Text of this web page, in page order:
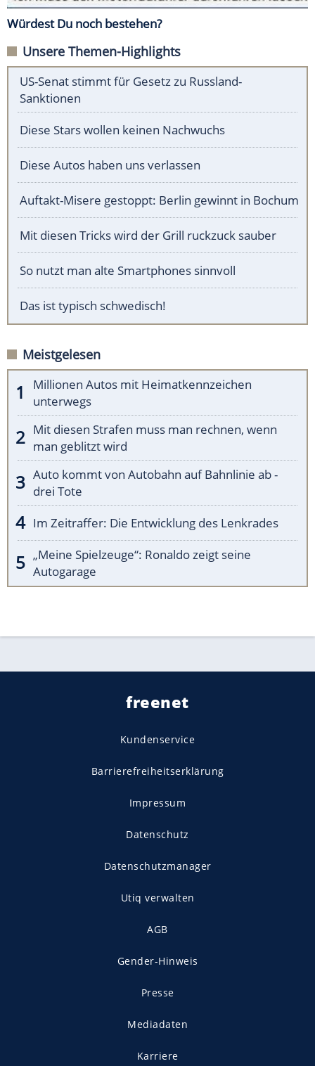
Würdest Du noch bestehen?
Unsere Themen-Highlights
US-Senat stimmt für Gesetz zu Russland-
Sanktionen
Diese Stars wollen keinen Nachwuchs
Diese Autos haben uns verlassen
Auftakt-Misere gestoppt: Berlin gewinnt in Bochum
Mit diesen Tricks wird der Grill ruckzuck sauber
So nutzt man alte Smartphones sinnvoll
Das ist typisch schwedisch!
Meistgelesen
Millionen Autos mit Heimatkennzeichen
unterwegs
Mit diesen Strafen muss man rechnen, wenn
man geblitzt wird
Auto kommt von Autobahn auf Bahnlinie ab -
drei Tote
Im Zeitraffer: Die Entwicklung des Lenkrades
„Meine Spielzeuge“: Ronaldo zeigt seine
Autogarage
freenet
Kundenservice
Barrierefreiheitserklärung
Impressum
Datenschutz
Datenschutzmanager
Utiq verwalten
AGB
Gender-Hinweis
Presse
Mediadaten
Karriere